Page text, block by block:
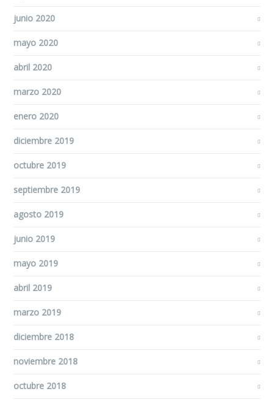
junio 2020
mayo 2020
abril 2020
marzo 2020
enero 2020
diciembre 2019
octubre 2019
septiembre 2019
agosto 2019
junio 2019
mayo 2019
abril 2019
marzo 2019
diciembre 2018
noviembre 2018
octubre 2018